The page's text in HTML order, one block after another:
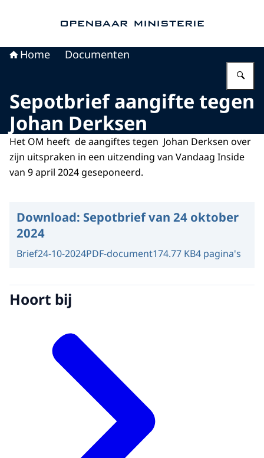
Home Documenten
Sepotbrief aangifte tegen
Johan Derksen
Het OM heeft de aangiftes tegen Johan Derksen over
zijn uitspraken in een uitzending van Vandaag Inside
van 9 april 2024 geseponeerd.
Download: Sepotbrief van 24 oktober
2024
Brief24-10-2024PDF-document174.77 KB4 pagina's
Hoort bij